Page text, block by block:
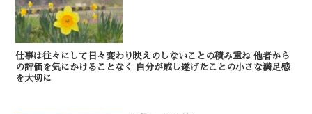
仕事は往々にして日々変わり映えのしないことの積み重ね 他者から
の評価を気にかけることなく 自分が成し遂げたことの小さな満足感
を大切に